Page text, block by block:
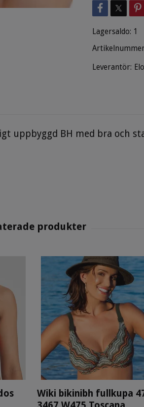
Lagersaldo: 1
Leverantör:
uppbyggd BH med bra och
Wiki bikinibh fullkupa